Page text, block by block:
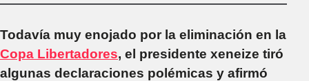
Todavía muy enojado por la eliminación en la
Copa Libertadores, el presidente xeneize tiró
algunas declaraciones polémicas y afirmó